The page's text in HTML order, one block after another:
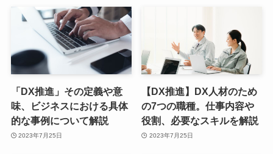
「DX推進」その定義や意
味、ビジネスにおける具体
的な事例について解説
2023年7月25日
【DX推進】DX人材のため
の7つの職種。仕事内容や
役割、必要なスキルを解説
2023年7月25日